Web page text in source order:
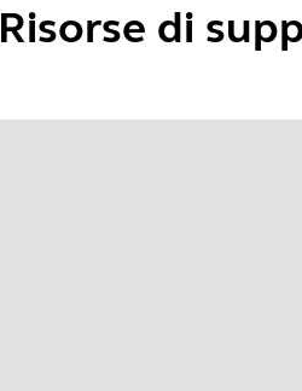
Risorse di